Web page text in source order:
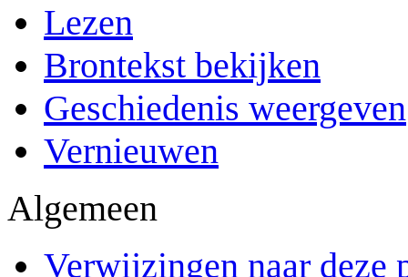
Lezen
Brontekst bekijken
Geschiedenis weergeven
Vernieuwen
Algemeen
Verwijzingen naar deze